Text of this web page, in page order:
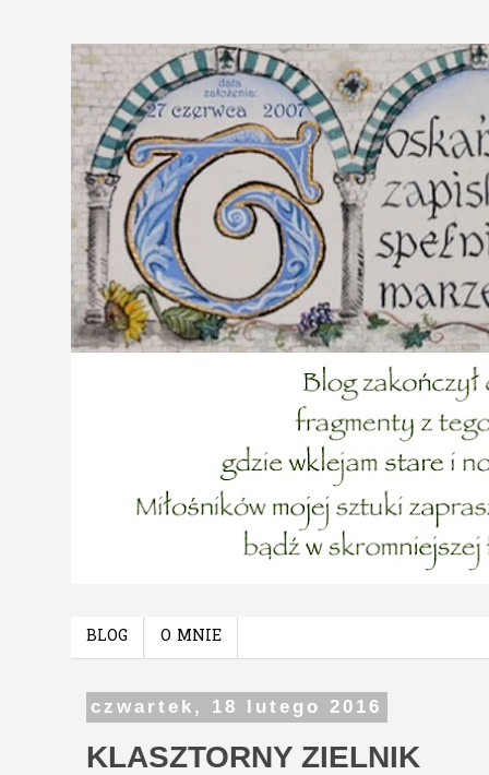
BLOG O MNIE
czwartek, 18 lutego 2016
KLASZTORNY ZIELNIK